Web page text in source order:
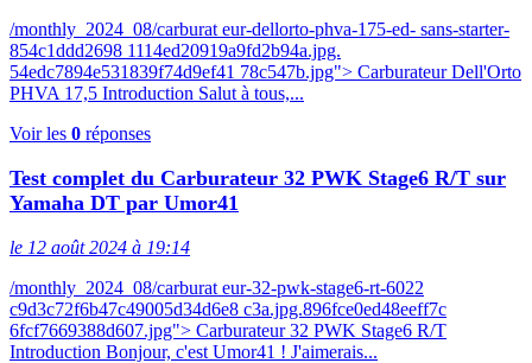
/monthly_2024_08/carburat eur-dellorto-phva-175-ed- sans-starter-
854c1ddd2698 1114ed20919a9fd2b94a.jpg.
54edc7894e531839f74d9ef41 78c547b.jpg"> Carburateur Dell'Orto
PHVA 17,5 Introduction Salut à tous,...
Voir les 0 réponses
Test complet du Carburateur 32 PWK Stage6 R/T sur
Yamaha DT par Umor41
le 12 août 2024 à 19:14
/monthly_2024_08/carburat eur-32-pwk-stage6-rt-6022
c9d3c72f6b47c49005d34d6e8 c3a.jpg.896fce0ed48eeff7c
6fcf7669388d607.jpg"> Carburateur 32 PWK Stage6 R/T
Introduction Bonjour, c'est Umor41 ! J'aimerais...